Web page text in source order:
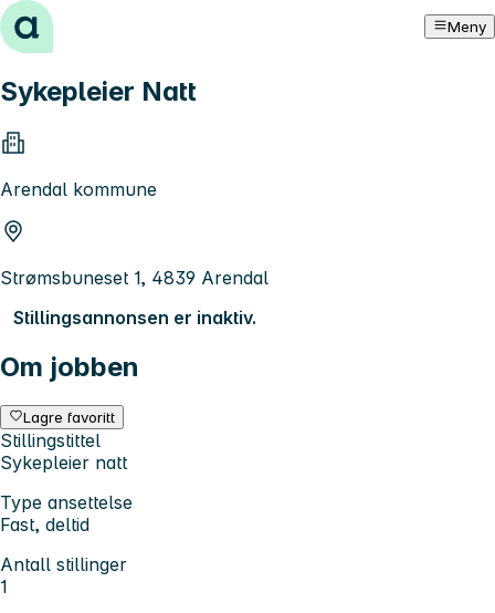
Hopp til innhold Meny
Sykepleier Natt
Arendal kommune
Strømsbuneset 1, 4839 Arendal
Stillingsannonsen er inaktiv.
Om jobben
Lagre favoritt
Stillingstittel
Sykepleier natt
Type ansettelse
Fast, deltid
Antall stillinger
1